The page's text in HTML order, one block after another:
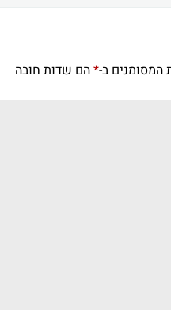
המסומנים ב-*הם שדות חובה